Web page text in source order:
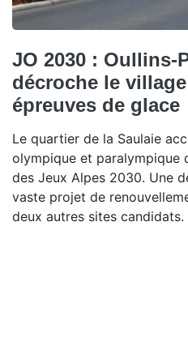
JO 2030 : Oullins-
décroche le
épreuves de glace
Le quartier de la Saulaie
olympique et paralympique
des Jeux Alpes 2030. Une
vaste projet de
deux autres sites candidats.